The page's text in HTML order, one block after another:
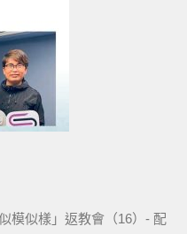
模似樣」返教會（16）- 配